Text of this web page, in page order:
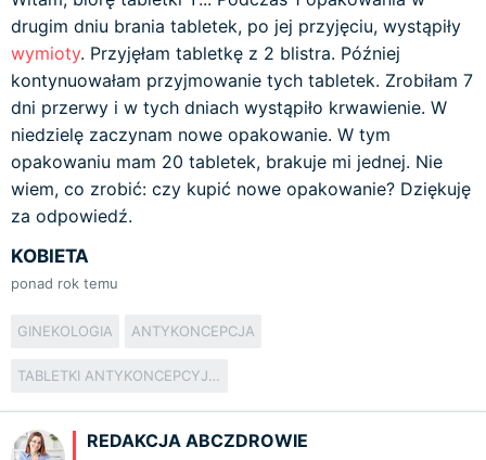
drugim dniu brania tabletek, po jej przyjęciu, wystąpiły
wymioty. Przyjęłam tabletkę z 2 blistra. Później
kontynuowałam przyjmowanie tych tabletek. Zrobiłam 7
dni przerwy i w tych dniach wystąpiło krwawienie. W
niedzielę zaczynam nowe opakowanie. W tym
opakowaniu mam 20 tabletek, brakuje mi jednej. Nie
wiem, co zrobić: czy kupić nowe opakowanie? Dziękuję
za odpowiedź.
KOBIETA
ponad rok temu
GINEKOLOGIA ANTYKONCEPCJA
TABLETKI ANTYKONCEPCYJNE
REDAKCJA ABCZDROWIE